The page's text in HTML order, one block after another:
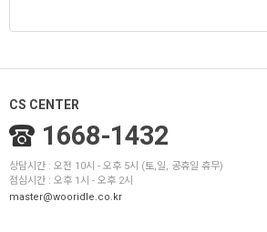
CS CENTER
1668-1432
상담시간 : 오전 10시 - 오후 5시 (토,일, 공휴일 휴무)
점심시간 : 오후 1시 - 오후 2시
master@wooridle.co.kr